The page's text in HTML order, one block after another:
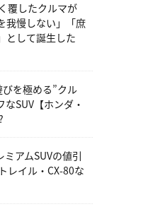
覆したクルマが
我慢しない」「庶
として誕生した
びを極める”クル
SUV【ホンダ・
ミアムSUVの値引
レイル・CX-80な